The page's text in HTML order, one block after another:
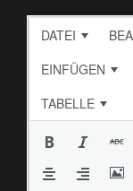
DATEI
EINFÜGEN
TABELLE